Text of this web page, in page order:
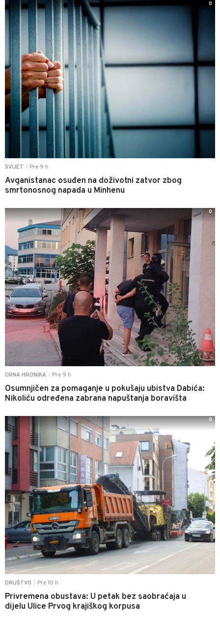
SVIJET Pre 9 h
Avganistanac osuđen na doživotni zatvor zbog
smrtonosnog napada u Minhenu
0
CRNA HRONIKA Pre 9 h
Osumnjičen za pomaganje u pokušaju ubistva Dabića:
Nikoliću određena zabrana napuštanja boravišta
0
DRUŠTVO Pre 10 h
Privremena obustava: U petak bez saobraćaja u
dijelu Ulice Prvog krajiškog korpusa
0